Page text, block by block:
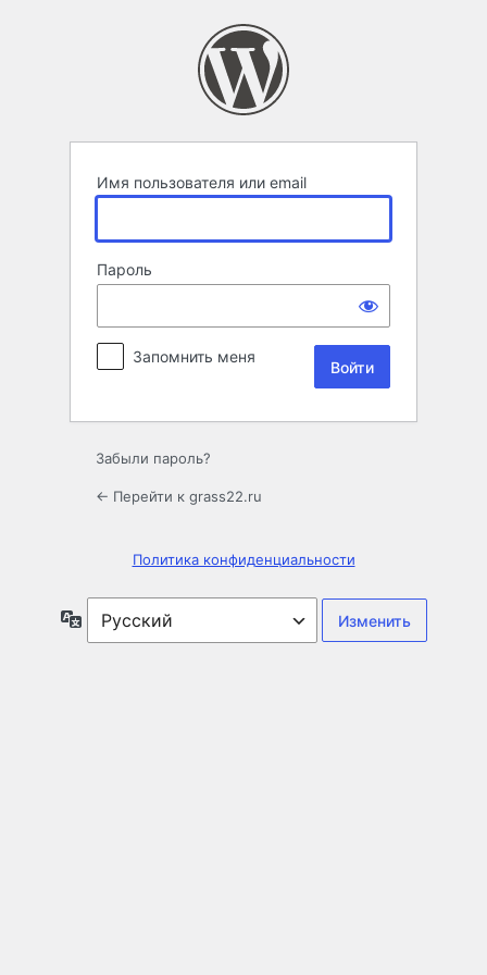
Имя пользователя или email
Пароль
Запомнить меня
Забыли пароль?
← Перейти к grass22.ru
Политика конфиденциальности
Язык